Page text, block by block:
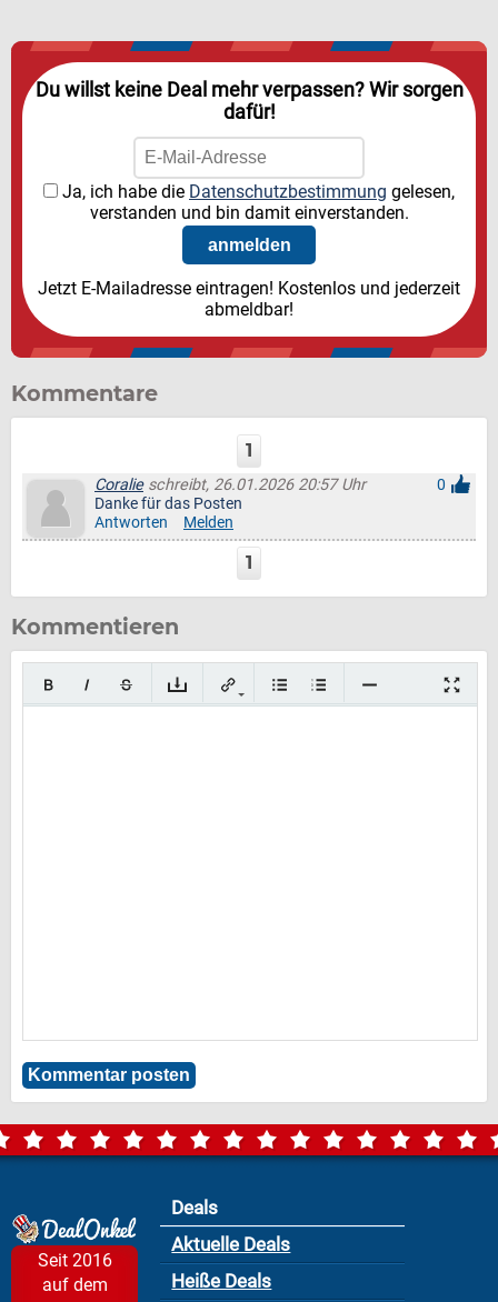
Du willst keine Deal mehr verpassen? Wir sorgen
dafür!
Ja, ich habe die Datenschutzbestimmung gelesen,
verstanden und bin damit einverstanden.
Jetzt E-Mailadresse eintragen! Kostenlos und jederzeit
abmeldbar!
Kommentare
1
Coralieschreibt, 26.01.2026 20:57 Uhr
0
Danke für das Posten
Antworten
Melden
1
Kommentieren
Seit 2016
auf dem
Deals
Aktuelle Deals
Heiße Deals